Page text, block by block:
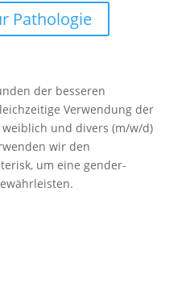
Pathologie
der besseren
Verwendung der
und divers (m/w/d)
wir den
um eine gender-